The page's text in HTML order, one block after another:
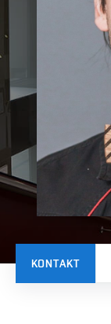
KONTAKT